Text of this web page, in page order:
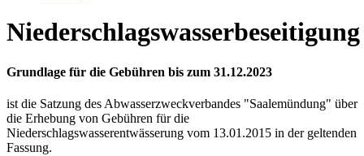
Niederschlagswasserbeseitigung
Grundlage für die Gebühren bis zum 31.12.2023
ist die Satzung des Abwasserzweckverbandes "Saalemündung" über
die Erhebung von Gebühren für die
Niederschlagswasserentwässerung vom 13.01.2015 in der geltenden
Fassung.